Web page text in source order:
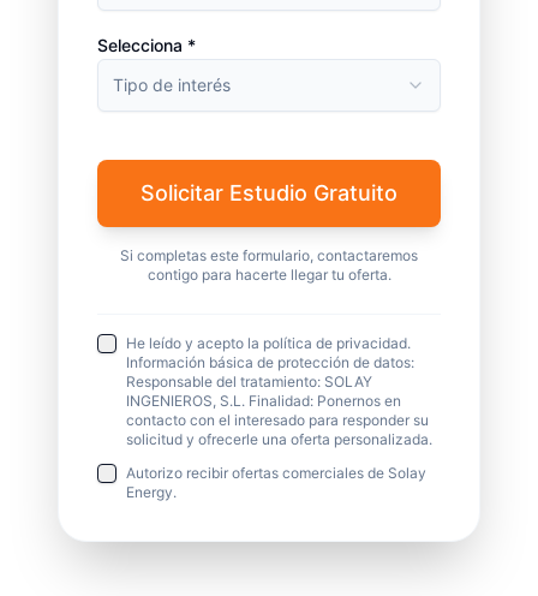
Selecciona *
Tipo de interés
Solicitar Estudio Gratuito
Si completas este formulario, contactaremos
contigo para hacerte llegar tu oferta.
He leído y acepto la política de privacidad.
Información básica de protección de datos:
Responsable del tratamiento: SOLAY
INGENIEROS, S.L. Finalidad: Ponernos en
contacto con el interesado para responder su
solicitud y ofrecerle una oferta personalizada.
Autorizo recibir ofertas comerciales de Solay
Energy.